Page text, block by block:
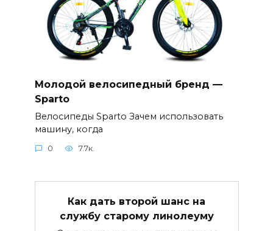
Молодой велосипедный бренд —
Sparto
Велосипеды Sparto Зачем использовать
машину, когда
0 7.7к.
Как дать второй шанс на
службу старому линолеуму